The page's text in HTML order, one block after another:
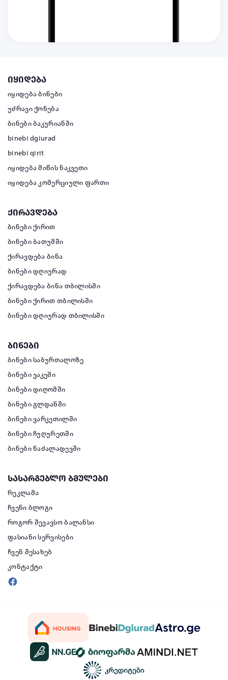
იყიდება
იყიდება ბინები
უძრავი ქონება
ბინები ბაკურიანში
binebi dgiurad
binebi qirit
იყიდება მიწის ნაკვეთი
იყიდება კომერციული ფართი
ქირავდება
ბინები ქირით
ბინები ბათუმში
ქირავდება ბინა
ბინები დღიურად
ქირავდება ბინა თბილისში
ბინები ქირით თბილისში
ბინები დღიურად თბილისში
ბინები
ბინები საბურთალოზე
ბინები ვაკეში
ბინები დიღომში
ბინები გლდანში
ბინები ვარკეთილში
ბინები ჩუღურეთში
ბინები ნაძალადევში
სასარგებლო ბმულები
რეკლამა
ჩვენი ბლოგი
როგორ შევავსო ბალანსი
ფასიანი სერვისები
ჩვენ შესახებ
კონტაქტი